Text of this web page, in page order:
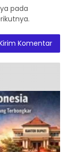
pada